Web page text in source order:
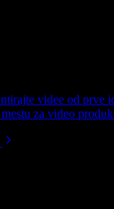
videe od prve
za video